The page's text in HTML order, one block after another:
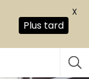
Plus tard
X